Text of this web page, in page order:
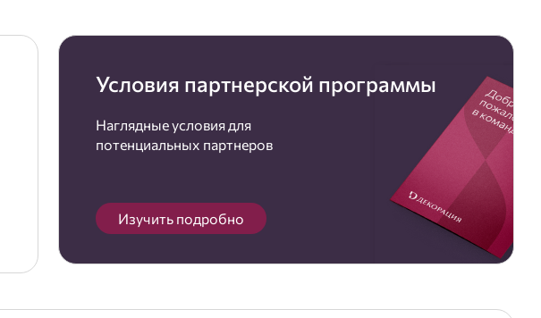
Условия партнерской программы
Наглядные условия для
потенциальных партнеров
Изучить подробно